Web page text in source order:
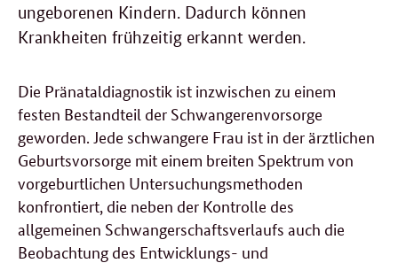
ungeborenen Kindern. Dadurch können
Krankheiten frühzeitig erkannt werden.
Die Pränataldiagnostik ist inzwischen zu einem
festen Bestandteil der Schwangerenvorsorge
geworden. Jede schwangere Frau ist in der ärztlichen
Geburtsvorsorge mit einem breiten Spektrum von
vorgeburtlichen Untersuchungsmethoden
konfrontiert, die neben der Kontrolle des
allgemeinen Schwangerschaftsverlaufs auch die
Beobachtung des Entwicklungs- und